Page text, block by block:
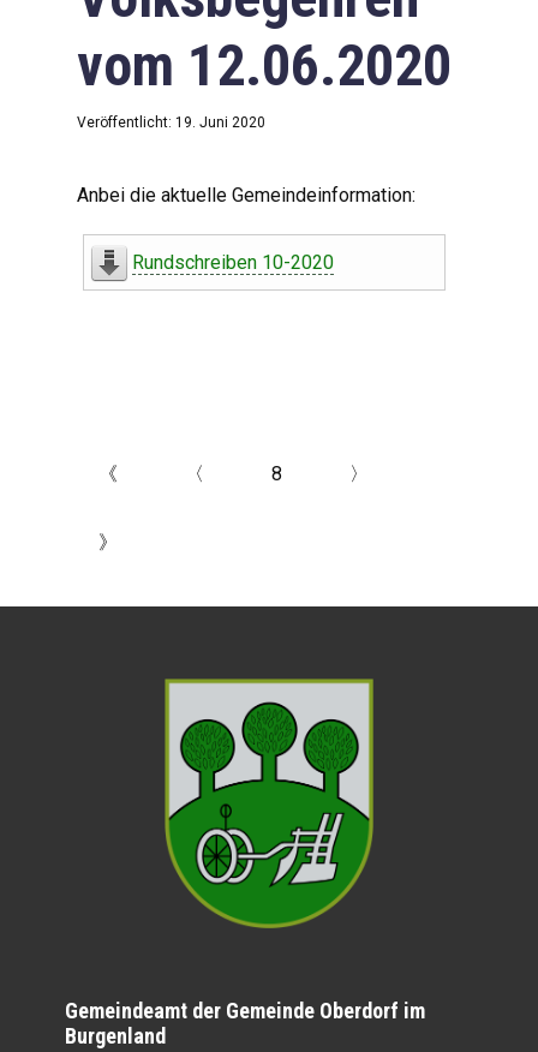
vom 12.06.2020
Veröffentlicht: 19. Juni 2020
Anbei die aktuelle Gemeindeinformation:
Rundschreiben 10-2020
《 〈 8 〉
》
Gemeindeamt der Gemeinde Oberdorf im
Burgenland